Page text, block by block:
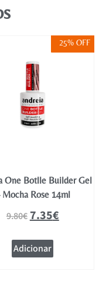
25% OFF
One Botlle Builder Gel
Mocha Rose 14ml
9.80€7.35€
Adicionar